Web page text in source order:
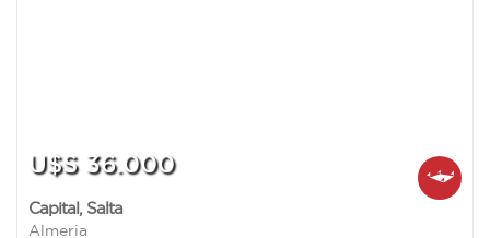
U$S 36.000
Capital, Salta
Almeria